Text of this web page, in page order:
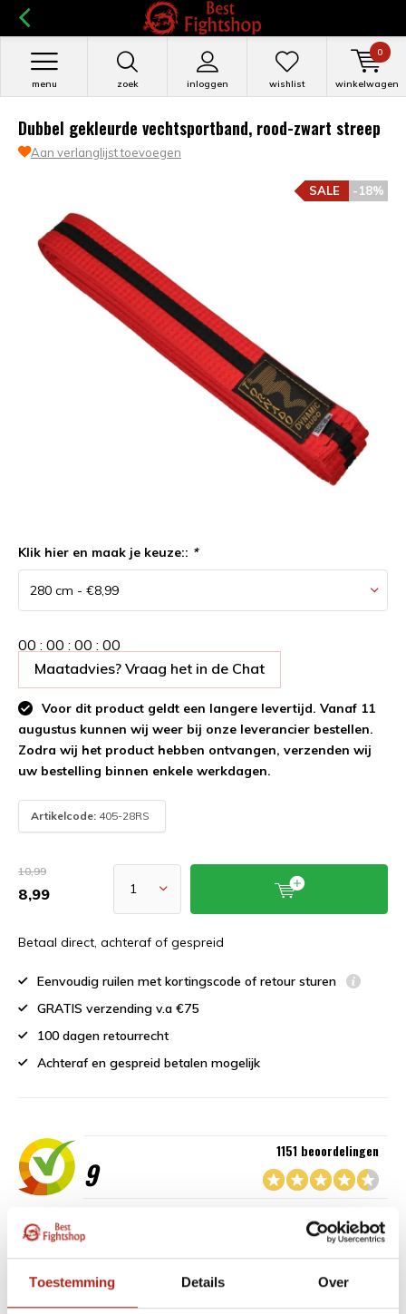
Toestemming Details Over
zoek inloggen
menu wishlist winkelwagen
0
Dubbel gekleurde vechtsportband, rood-zwart streep
Aan verlanglijst toevoegen
-18%
SALE
Klik hier en maak je keuze:: *
00 : 00 : 00 : 00
Maatadvies? Vraag het in de Chat
Voor dit product geldt een langere levertijd. Vanaf 11
augustus kunnen wij weer bij onze leverancier bestellen.
Zodra wij het product hebben ontvangen, verzenden wij
uw bestelling binnen enkele werkdagen.
Artikelcode: 405-28RS
10,99
8,99
Betaal direct, achteraf of gespreid
Eenvoudig ruilen met kortingscode of retour sturen
GRATIS verzending v.a €75
100 dagen retourrecht
Achteraf en gespreid betalen mogelijk
9
1151 beoordelingen
“Goede service , zeer correcte afhandeling en kwaliteit
materiaal.”
Beschikbaar in de volgende varianten: